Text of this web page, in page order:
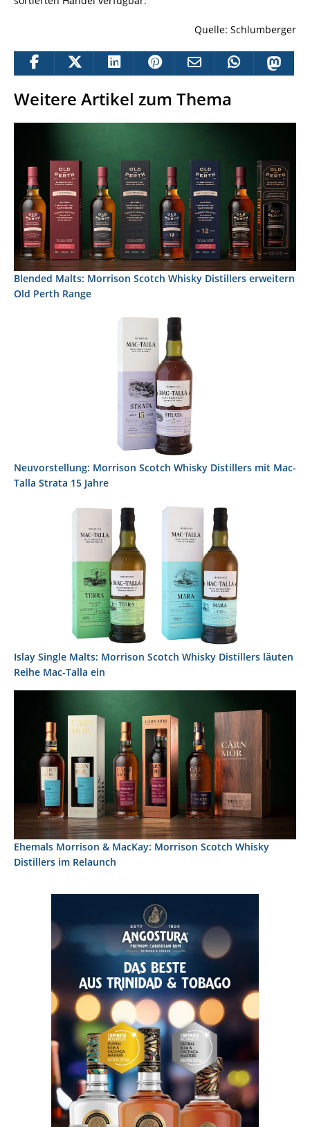
Quelle: Schlumberger
Weitere Artikel zum Thema
Blended Malts: Morrison Scotch Whisky Distillers erweitern
Old Perth Range
Neuvorstellung: Morrison Scotch Whisky Distillers mit Mac-
Talla Strata 15 Jahre
Islay Single Malts: Morrison Scotch Whisky Distillers läuten
Reihe Mac-Talla ein
Ehemals Morrison & MacKay: Morrison Scotch Whisky
Distillers im Relaunch